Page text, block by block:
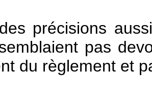
précisions
pas
du règlement et